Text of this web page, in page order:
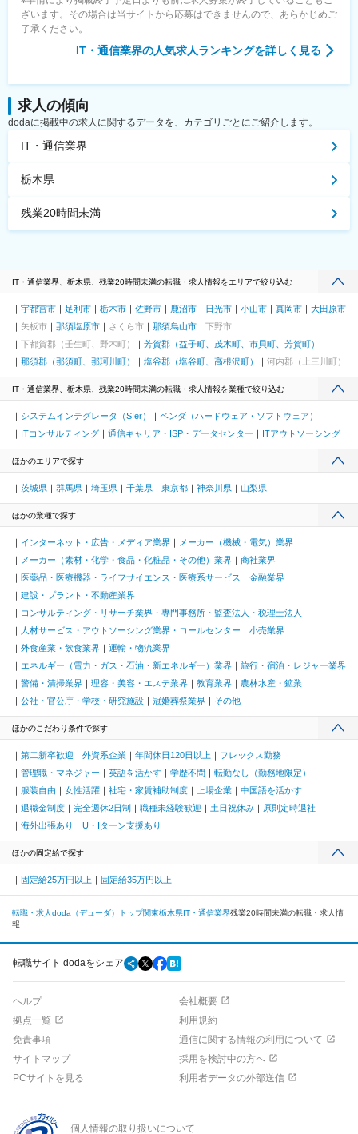
ざいます。その場合は当サイトから応募はできませんので、あらかじめご
了承ください。
IT・通信業界の人気求人ランキングを詳しく見る
求人の傾向
dodaに掲載中の求人に関するデータを、カテゴリごとにご紹介します。
IT・通信業界
栃木県
残業20時間未満
IT・通信業界、栃木県、残業20時間未満の転職・求人情報をエリアで絞り込む
宇都宮市 足利市 栃木市 佐野市 鹿沼市 日光市 小山市 真岡市
大田原市
矢板市
那須塩原市 さくら市 那須烏山市
下野市
下都賀郡（壬生町、野木町）
芳賀郡（益子町、茂木町、市貝町、芳賀町）
那須郡（那須町、那珂川町）
塩谷郡（塩谷町、高根沢町） 河内郡（上三川町）
IT・通信業界、栃木県、残業20時間未満の転職・求人情報を業種で絞り込む
システムインテグレータ（SIer）
ベンダ（ハードウェア・ソフトウェア）
ITコンサルティング
通信キャリア・ISP・データセンター ITアウトソーシング
ほかのエリアで探す
茨城県 群馬県 埼玉県 千葉県 東京都 神奈川県 山梨県
ほかの業種で探す
インターネット・広告・メディア業界
メーカー（機械・電気）業界
メーカー（素材・化学・食品・化粧品・その他）業界
商社業界
医薬品・医療機器・ライフサイエンス・医療系サービス
金融業界
建設・プラント・不動産業界
コンサルティング・リサーチ業界・専門事務所・監査法人・税理士法人
人材サービス・アウトソーシング業界・コールセンター
小売業界
外食産業・飲食業界
運輸・物流業界
エネルギー（電力・ガス・石油・新エネルギー）業界
旅行・宿泊・レジャー業界
警備・清掃業界
理容・美容・エステ業界 教育業界
農林水産・鉱業
公社・官公庁・学校・研究施設
冠婚葬祭業界 その他
ほかのこだわり条件で探す
第二新卒歓迎 外資系企業 年間休日120日以上
フレックス勤務
管理職・マネジャー
英語を活かす 学歴不問
転勤なし（勤務地限定）
服装自由
女性活躍 社宅・家賃補助制度 上場企業
中国語を活かす
退職金制度
完全週休2日制 職種未経験歓迎 土日祝休み
原則定時退社
海外出張あり
U・Iターン支援あり
ほかの固定給で探す
固定給25万円以上 固定給35万円以上
転職・求人doda（デューダ）トップ関東栃木県IT・通信業界残業20時間未満の転職・求人情
報
転職サイト dodaをシェア
ヘルプ
会社概要
拠点一覧
利用規約
免責事項
通信に関する情報の利用について
サイトマップ
採用を検討中の方へ
PCサイトを見る
利用者データの外部送信
個人情報の取り扱いについて